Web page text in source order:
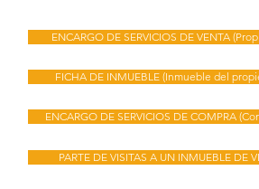
ENCARGO DE SERVICIOS DE VENTA
FICHA DE INMUEBLE (Inmueble del
ENCARGO DE SERVICIOS DE COMPRA
PARTE DE VISITAS A UN INMUEBLE DE